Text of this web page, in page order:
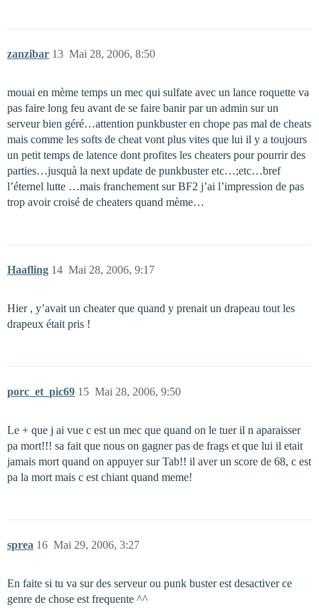
zanzibar Mai 28, 2006, 8:50
13
mouai en mème temps un mec qui sulfate avec un lance roquette va
pas faire long feu avant de se faire banir par un admin sur un
serveur bien géré…attention punkbuster en chope pas mal de cheats
mais comme les softs de cheat vont plus vites que lui il y a toujours
un petit temps de latence dont profites les cheaters pour pourrir des
parties…jusquà la next update de punkbuster etc…;etc…bref
l’éternel lutte …mais franchement sur BF2 j’ai l’impression de pas
trop avoir croisé de cheaters quand mème…
Haafling Mai 28, 2006, 9:17
14
Hier , y’avait un cheater que quand y prenait un drapeau tout les
drapeux était pris !
porc_et_pic69 Mai 28, 2006, 9:50
15
Le + que j ai vue c est un mec que quand on le tuer il n aparaisser
pa mort!!! sa fait que nous on gagner pas de frags et que lui il etait
jamais mort quand on appuyer sur Tab!! il aver un score de 68, c est
pa la mort mais c est chiant quand meme!
sprea Mai 29, 2006, 3:27
16
En faite si tu va sur des serveur ou punk buster est desactiver ce
genre de chose est frequente ^^